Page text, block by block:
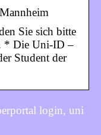
Sie sich bitte
* Die Uni-ID –
Student der
login, uni